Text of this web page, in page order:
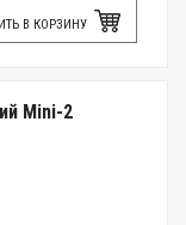
В КОРЗИНУ
Mini-2